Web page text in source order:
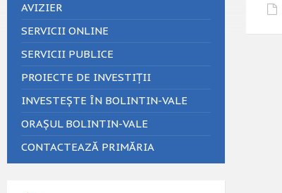
AVIZIER
SERVICII ONLINE
SERVICII PUBLICE
PROIECTE DE INVESTIȚII
INVESTEȘTE ÎN BOLINTIN-VALE
ORAȘUL BOLINTIN-VALE
CONTACTEAZĂ PRIMĂRIA